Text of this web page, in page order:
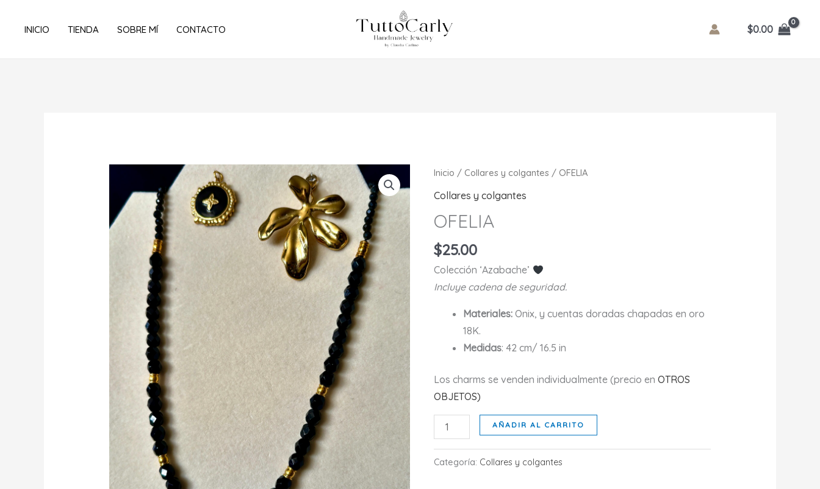
INICIO TIENDA SOBRE MÍ CONTACTO $0.00
Inicio / Collares y colgantes / OFELIA
Collares y colgantes
OFELIA
$25.00
Colección ‘Azabache’
Incluye cadena de seguridad.
Materiales: Onix, y cuentas doradas chapadas en oro
18K.
Medidas: 42 cm/ 16.5 in
Los charms se venden individualmente (precio enOTROS
OBJETOS)
OFELIA
cantidad
AÑADIR AL CARRITO
Categoría: Collares y colgantes